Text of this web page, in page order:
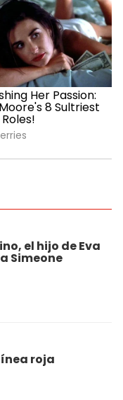
el hijo de Eva
Simeone
roja